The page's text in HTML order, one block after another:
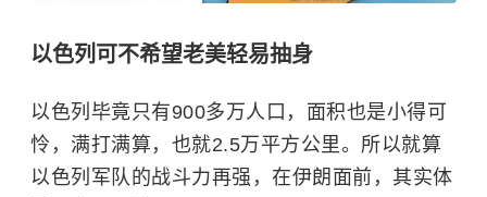
以色列可不希望老美轻易抽身
以色列毕竟只有900多万人口，面积也是小得可
怜，满打满算，也就2.5万平方公里。所以就算
以色列军队的战斗力再强，在伊朗面前，其实体